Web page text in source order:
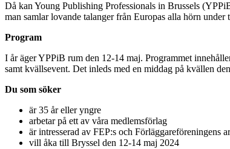
Då kan Young Publishing Professionals in Brussels
man samlar lovande talanger från Europas alla hörn under
Program
I år äger YPPiB rum den 12-14 maj. Programmet
samt kvällsevent. Det inleds med en middag på kvällen
Du som söker
är 35 år eller yngre
arbetar på ett av våra medlemsförlag
är intresserad av FEP:s och Förläggareföreningens
vill åka till Bryssel den 12-14 maj 2024